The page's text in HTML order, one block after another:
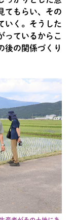
てもらい、その
いく。そうした
っているからこ
後の関係づくり